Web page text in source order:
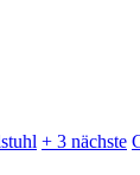
+ 3 nächste